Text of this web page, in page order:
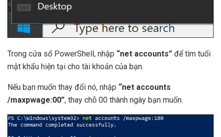
Trong cửa sổ PowerShell, nhập “net accounts” để tìm tuổi
mật khẩu hiện tại cho tài khoản của bạn.
Nếu bạn muốn thay đổi nó, nhập “net accounts
/maxpwage:00”, thay chỗ 00 thành ngày bạn muốn.